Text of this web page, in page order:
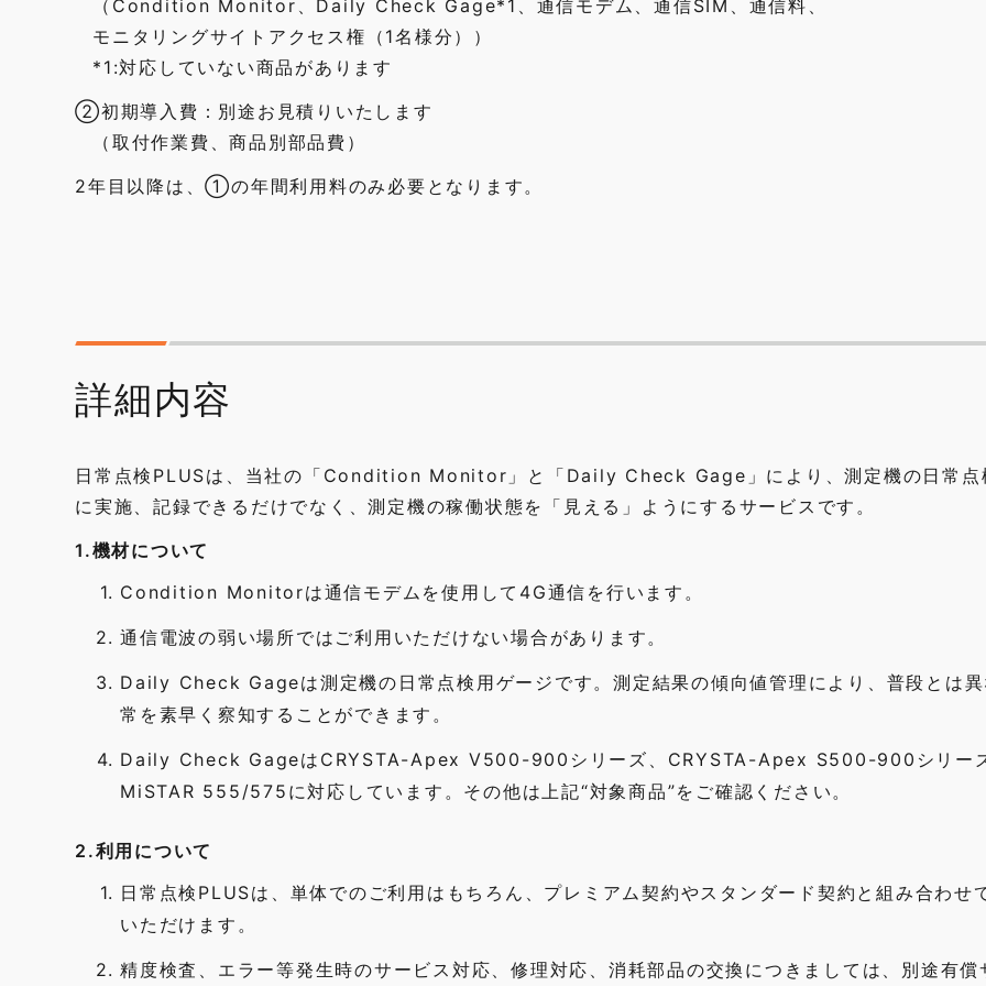
（Condition Monitor、Daily Check Gage*1、通信モデム、通信SIM、通信料、
モニタリングサイトアクセス権（1名様分））
*1:対応していない商品があります
②初期導入費：別途お見積りいたします
（取付作業費、商品別部品費）
2年目以降は、①の年間利用料のみ必要となります。
詳細内容
日常点検PLUSは、当社の「Condition Monitor」と「Daily Check Gage」により、測定機の日常点
に実施、記録できるだけでなく、測定機の稼働状態を「見える」ようにするサービスです。
1.機材について
1. Condition Monitorは通信モデムを使用して4G通信を行います。
2. 通信電波の弱い場所ではご利用いただけない場合があります。
3. Daily Check Gageは測定機の日常点検用ゲージです。測定結果の傾向値管理により、普段とは異
常を素早く察知することができます。
4. Daily Check GageはCRYSTA-Apex V500-900シリーズ、CRYSTA-Apex S500-900シリーズ
MiSTAR 555/575に対応しています。その他は上記“対象商品”をご確認ください。
2.利用について
1. 日常点検PLUSは、単体でのご利用はもちろん、プレミアム契約やスタンダード契約と組み合わせ
いただけます。
2. 精度検査、エラー等発生時のサービス対応、修理対応、消耗部品の交換につきましては、別途有償